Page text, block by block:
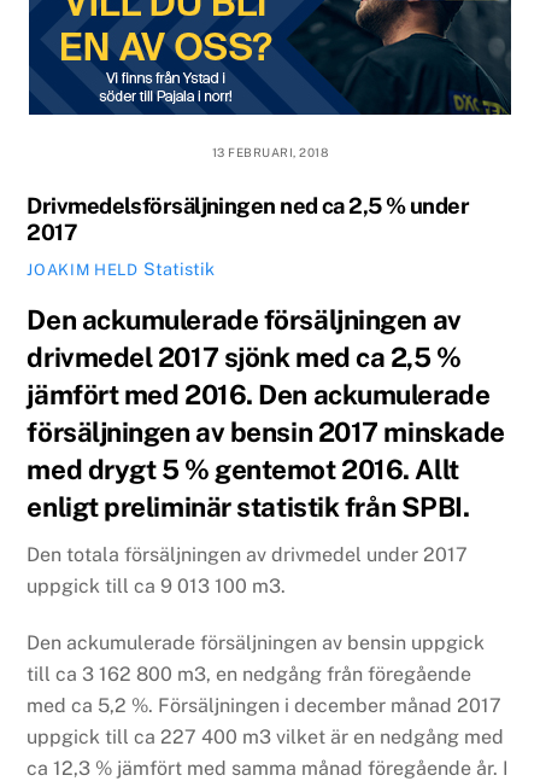
13 FEBRUARI, 2018
Drivmedelsförsäljningen ned ca 2,5 % under
2017
JOAKIM HELD Statistik
Den ackumulerade försäljningen av
drivmedel 2017 sjönk med ca 2,5 %
jämfört med 2016. Den ackumulerade
försäljningen av bensin 2017 minskade
med drygt 5 % gentemot 2016. Allt
enligt preliminär statistik från SPBI.
Den totala försäljningen av drivmedel under 2017
uppgick till ca 9 013 100 m3.
Den ackumulerade försäljningen av bensin uppgick
till ca 3 162 800 m3, en nedgång från föregående
med ca 5,2 %. Försäljningen i december månad 2017
uppgick till ca 227 400 m3 vilket är en nedgång med
ca 12,3 % jämfört med samma månad föregående år. I